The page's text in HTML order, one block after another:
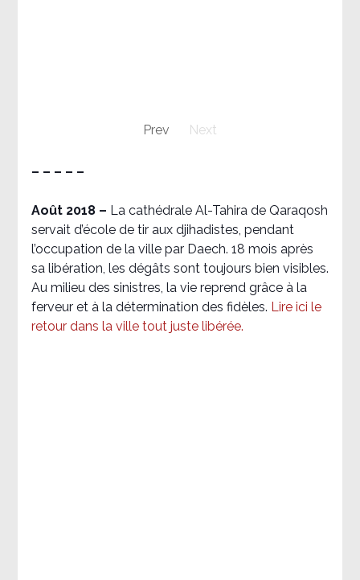
Prev Next
– – – – –
Août 2018 – La cathédrale Al-Tahira de Qaraqosh
servait d’école de tir aux djihadistes, pendant
l’occupation de la ville par Daech. 18 mois après
sa libération, les dégâts sont toujours bien visibles.
Au milieu des sinistres, la vie reprend grâce à la
ferveur et à la détermination des fidèles. Lire ici le
retour dans la ville tout juste libérée.